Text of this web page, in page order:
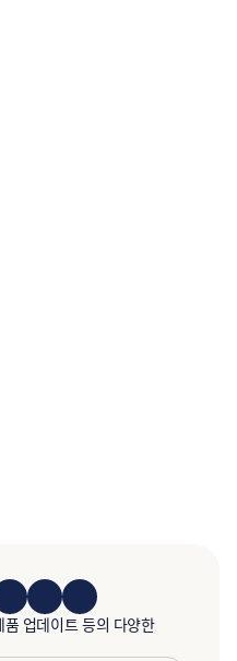
품 업데이트 등의 다양한